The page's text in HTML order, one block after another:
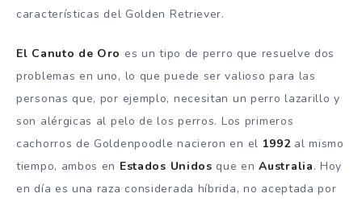
características del Golden Retriever.
El Canuto de Oro es un tipo de perro que resuelve dos
problemas en uno, lo que puede ser valioso para las
personas que, por ejemplo, necesitan un perro lazarillo y
son alérgicas al pelo de los perros. Los primeros
cachorros de Goldenpoodle nacieron en el 1992al mismo
tiempo, ambos en Estados Unidos que en Australia. Hoy
en día es una raza considerada híbrida, no aceptada por